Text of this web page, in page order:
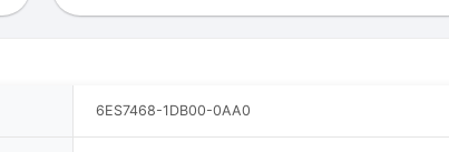
6ES7468-1DB00-0AA0